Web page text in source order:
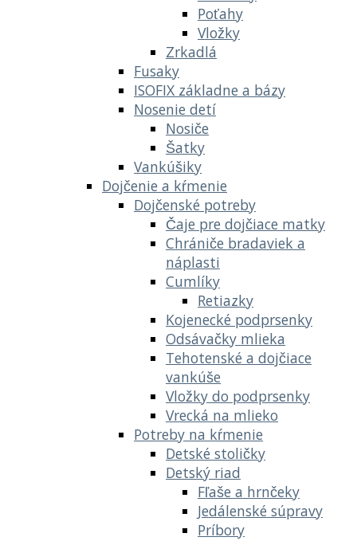
Poťahy
Vložky
Zrkadlá
Fusaky
ISOFIX základne a bázy
Nosenie detí
Nosiče
Šatky
Vankúšiky
Dojčenie a kŕmenie
Dojčenské potreby
Čaje pre dojčiace matky
Chrániče bradaviek a
náplasti
Cumlíky
Retiazky
Kojenecké podprsenky
Odsávačky mlieka
Tehotenské a dojčiace
vankúše
Vložky do podprsenky
Vrecká na mlieko
Potreby na kŕmenie
Detské stoličky
Detský riad
Fľaše a hrnčeky
Jedálenské súpravy
Príbory